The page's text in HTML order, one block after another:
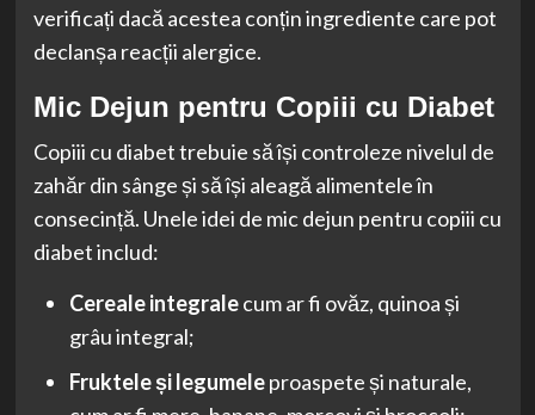
verificați dacă acestea conțin ingrediente care pot
declanșa reacții alergice.
Mic Dejun pentru Copiii cu Diabet
Copiii cu diabet trebuie să își controleze nivelul de
zahăr din sânge și să își aleagă alimentele în
consecință. Unele idei de mic dejun pentru copiii cu
diabet includ:
Cereale integralecum ar fi ovăz, quinoa și
grâu integral;
Fruktele și legumeleproaspete și naturale,